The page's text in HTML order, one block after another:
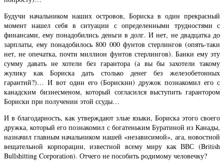
Будучи начальником наших островов, Бориска в один прекрасный
момент нашел себя в ситуации с определенными трудностями с
финансами, ему понадобились деньги в долг. И нет, не двадцатка до
зарплаты, ему понадобилось 800 000 фунтов стерлингов (опять-таки
нет, не опечатка, почти миллион фунтов стерлингов). Банки ему эту
сумму давать не хотели без гарантора (а вы бы захотели такому
жулику как Бориска дать столько денег без железобетонных
гарантий?)… И вот один его (Борискин) дружок познакомил его с
канадским бизнесменом, который согласился выступить гарантором
Бориски при получении этой ссуды…
И в благодарность, как утверждают злые языки, Бориска этого своего
дружка, который его познакомил с богатеньким Буратиной из Канады,
назначил главным начальником нашей «независимой», ага, новостной
вещательной корпорации, известной всему миру как ВВС (British
Bullshitting Corpоration). Отчего не пособить родимому человечку?